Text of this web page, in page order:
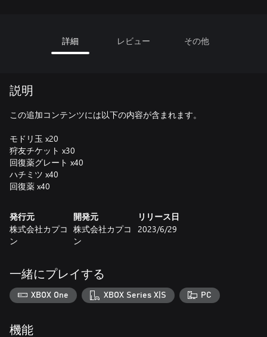
詳細 レビュー その他
説明
この追加コンテンツには以下の内容が含まれます。
モドリ玉 x20
狩友チケット x30
回復薬グレート x40
ハチミツ x40
回復薬 x40
発行元
株式会社カプコ
ン
開発元
株式会社カプコ
ン
リリース日
2023/6/29
一緒にプレイする
XBOX One XBOX Series X|S PC
機能